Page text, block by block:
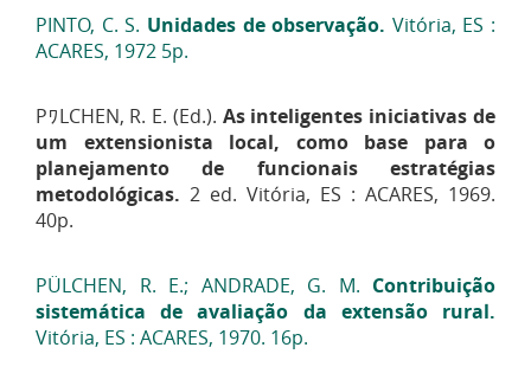
PINTO, C. S. Unidades de observação. Vitória, ES :
ACARES, 1972 5p.
PﾜLCHEN, R. E. (Ed.). As inteligentes iniciativas de
um extensionista local, como base para o
planejamento de funcionais estratégias
metodológicas. 2 ed. Vitória, ES : ACARES, 1969.
40p.
PÜLCHEN, R. E.; ANDRADE, G. M. Contribuição
sistemática de avaliação da extensão rural.
Vitória, ES : ACARES, 1970. 16p.